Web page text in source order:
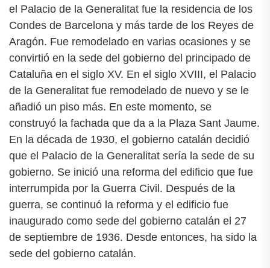
el Palacio de la Generalitat fue la residencia de los
Condes de Barcelona y más tarde de los Reyes de
Aragón. Fue remodelado en varias ocasiones y se
convirtió en la sede del gobierno del principado de
Cataluña en el siglo XV. En el siglo XVIII, el Palacio
de la Generalitat fue remodelado de nuevo y se le
añadió un piso más. En este momento, se
construyó la fachada que da a la Plaza Sant Jaume.
En la década de 1930, el gobierno catalán decidió
que el Palacio de la Generalitat sería la sede de su
gobierno. Se inició una reforma del edificio que fue
interrumpida por la Guerra Civil. Después de la
guerra, se continuó la reforma y el edificio fue
inaugurado como sede del gobierno catalán el 27
de septiembre de 1936. Desde entonces, ha sido la
sede del gobierno catalán.